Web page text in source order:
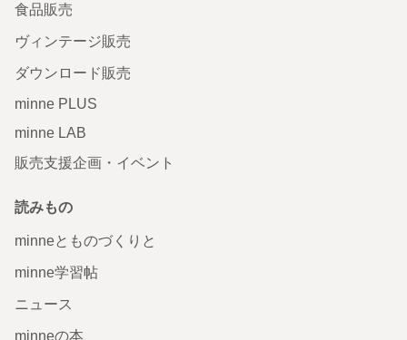
食品販売
ヴィンテージ販売
ダウンロード販売
minne PLUS
minne LAB
販売支援企画・イベント
読みもの
minneとものづくりと
minne学習帖
ニュース
minneの本